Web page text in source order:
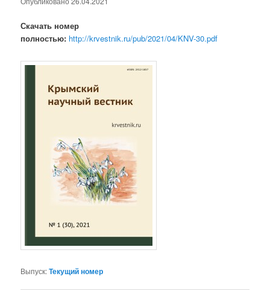
Скачать номер
полностью: http://krvestnik.ru/pub/2021/04/KNV-30.pdf
Выпуск:Текущий номер